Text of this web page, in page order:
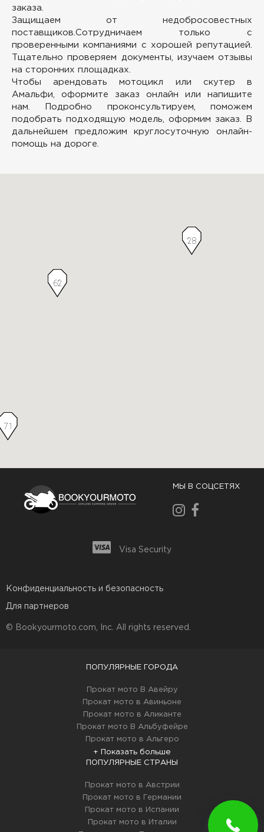
заказа.
Защищаем от недобросовестных
поставщиков. Сотрудничаем только с
проверенными компаниями с хорошей репутацией.
Тщательно проверяем документы, изучаем отзывы
на сторонних площадках.
Чтобы арендовать мотоцикл или скутер в
Амальфи, оформите заказ онлайн или напишите
нам. Подробно проконсультируем, поможем
подобрать подходящую модель, оформим заказ. В
дальнейшем предложим круглосуточную онлайн-
помощь на дороге.
28
62
71
МЫ В СОЦСЕТЯХ
Visa Security
Конфиденциальность и безопасность
Для партнеров
© Bookyourmoto.com, Inc. All rights reserved.
ПОПУЛЯРНЫЕ ГОРОДА
Прокат мото В Авейру
Прокат мото в Авиньоне
Прокат мото в Аликанте
Прокат мото В Альбуфейре
Прокат мото в Альгеро
+ Показать больше
ПОПУЛЯРНЫЕ СТРАНЫ
Прокат мото в Австрии
Прокат мото в Германии
Прокат мото в Испании
Прокат мото в Италии